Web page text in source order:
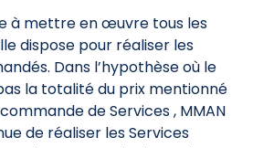
à mettre en œuvre tous les
dispose pour réaliser les
Dans l’hypothèse où le
la totalité du prix mentionné
de Services , MMAN
de réaliser les Services